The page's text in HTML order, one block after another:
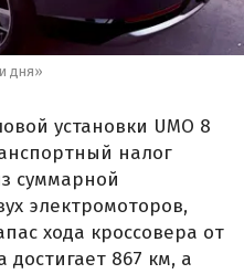
дня»
установки UMO 8
налог
суммарной
электромоторов,
хода кроссовера от
достигает 867 км, а